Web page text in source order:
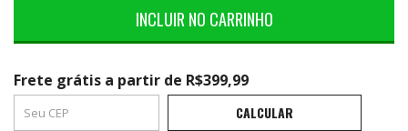
Frete grátis R$399,99
Frete grátis a partir de R$399,99
CALCULAR